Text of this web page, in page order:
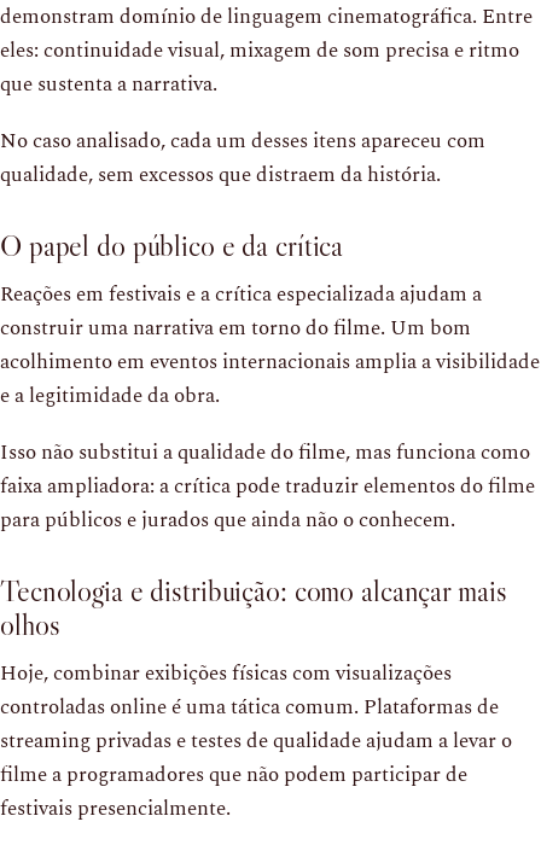
demonstram domínio de linguagem cinematográfica. Entre
eles: continuidade visual, mixagem de som precisa e ritmo
que sustenta a narrativa.
No caso analisado, cada um desses itens apareceu com
qualidade, sem excessos que distraem da história.
O papel do público e da crítica
Reações em festivais e a crítica especializada ajudam a
construir uma narrativa em torno do filme. Um bom
acolhimento em eventos internacionais amplia a visibilidade
e a legitimidade da obra.
Isso não substitui a qualidade do filme, mas funciona como
faixa ampliadora: a crítica pode traduzir elementos do filme
para públicos e jurados que ainda não o conhecem.
Tecnologia e distribuição: como alcançar mais
olhos
Hoje, combinar exibições físicas com visualizações
controladas online é uma tática comum. Plataformas de
streaming privadas e testes de qualidade ajudam a levar o
filme a programadores que não podem participar de
festivais presencialmente.